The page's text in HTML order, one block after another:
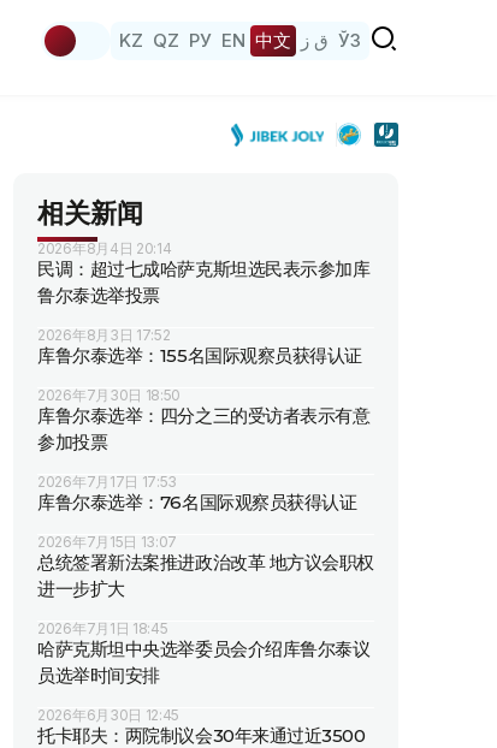
KZ QZ РУ EN 中文 ق ز ЎЗ
相关新闻
2026年8月4日 20:14
民调：超过七成哈萨克斯坦选民表示参加库
鲁尔泰选举投票
2026年8月3日 17:52
库鲁尔泰选举：155名国际观察员获得认证
2026年7月30日 18:50
库鲁尔泰选举：四分之三的受访者表示有意
参加投票
2026年7月17日 17:53
库鲁尔泰选举：76名国际观察员获得认证
2026年7月15日 13:07
总统签署新法案推进政治改革 地方议会职权
进一步扩大
2026年7月1日 18:45
哈萨克斯坦中央选举委员会介绍库鲁尔泰议
员选举时间安排
2026年6月30日 12:45
托卡耶夫：两院制议会30年来通过近3500